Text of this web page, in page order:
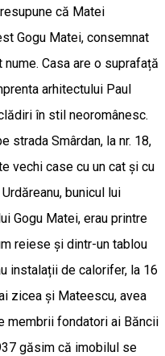
că Matei
Gogu Matei, consemnat
Casa are o suprafață
arhitectului Paul
în stil neoromânesc.
strada Smârdan, la nr. 18,
vechi case cu un cat și cu
bunicul lui
Gogu Matei, erau printre
reiese și dintr-un tablou
instalații de calorifer, la 16
zicea și Mateescu, avea
membrii fondatori ai Băncii
găsim că imobilul se